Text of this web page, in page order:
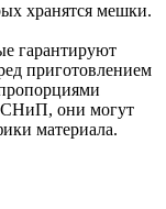
хранятся мешки.
гарантируют
приготовлением
СНиП, они могут
материала.